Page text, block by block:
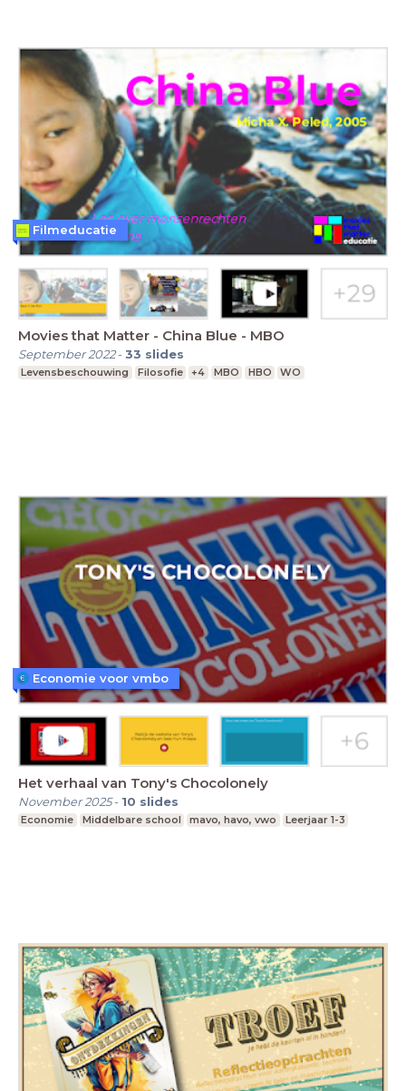
Movies that Matter - China Blue - MBO
September 2022-33 slides
Levensbeschouwing Filosofie +4 MBO HBO WO
Filmeducatie
Het verhaal van Tony's Chocolonely
November 2025- 10 slides
Economie Middelbare school mavo, havo, vwo Leerjaar 1-3
Economie voor vmbo